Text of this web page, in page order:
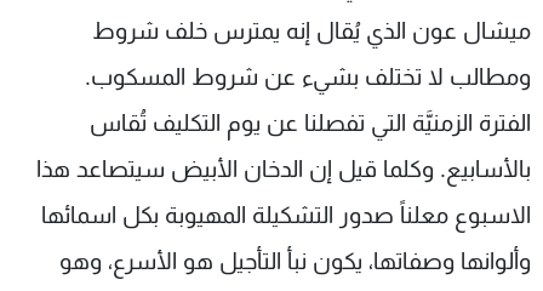
ميشال عون الذي يُقال إنه يمترس خلف شروط
ومطالب لا تختلف بشيء عن شروط المسكوب.
الفترة الزمنيَّة التي تفصلنا عن يوم التكليف تُقاس
بالأسابيع. وكلما قيل إن الدخان الأبيض سيتصاعد هذا
الاسبوع معلناً صدور التشكيلة المهيوبة بكل اسمائها
وألوانها وصفاتها، يكون نبأ التأجيل هو الأسرع، وهو